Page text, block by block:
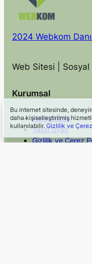
2024 Webkom
Web Sitesi | Sosyal
Kurumsal
Hakkımızda
Yasal Uyarı
Gizlilik ve Çerez
Bu internet sitesinde,
daha kişiselleştirilmiş
kullanılabilir. Gizlilik ve